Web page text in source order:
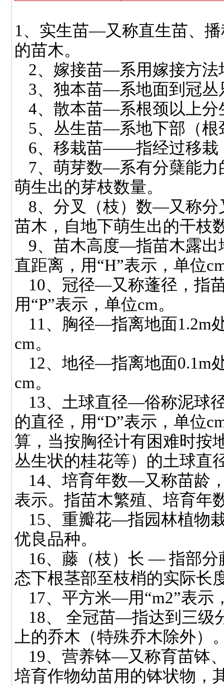
1 、实生苗—又称直生苗、
的苗木。
2、嫁接苗—系用嫁接方法
3、独本苗—系地面到冠丛
4、散本苗—系根颈以上分
5、丛生苗—系地下部（根
6、移栽苗——指经过移栽
7、萌芽数—系有分蘖能力
萌生出的芽枝数量。
8、分叉（枝）数—又称分
苗木，自地下萌生出的干枝
9、苗木高度—指苗木露出
直距离，用“H”表示，单位
10、冠径—又称蓬径，指
用“P”表示，单位cm。
11 、胸径—指离地面1.2m
cm。
12、地径—指离地面0.1m
cm。
13、土球直径—俗称泥球
的直径，用“D”表示，单位
算，当按胸径计有困难时按
丛生状的桂花等）的土球直
14、培育年数—又称苗龄
表示。指苗木繁殖、培育年
15、重瓣花—指园林植物
优良品种。
16、藤（枝）长 — 指部分
态下根茎部至枝梢的实际长
17、平方米—用“m2”表示
18、
全冠苗—指达到三级
上的乔木（特殊乔木除外）
19、营养钵—又称育苗钵
培育作物幼苗用的钵状物，